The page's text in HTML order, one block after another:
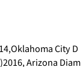
City D
Arizona Diam